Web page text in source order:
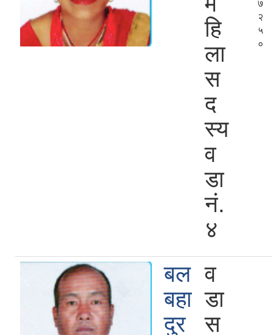
हि
ला
स
द
स्य
व
डा
नं.
४
७
२
५
०
बल
बहा
दुर
व
डा
स